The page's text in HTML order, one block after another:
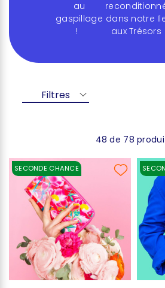
au
gaspillage
!
dans notre
aux Trésors
Filtres
48 de 78
SECONDE CHANCE